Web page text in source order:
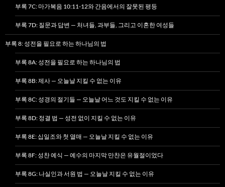
부록 7C: 마가복음 10:11-12와 간음에서의 잘못된 평등
부록 7D: 질문과 답변 — 처녀들, 과부들, 그리고 이혼한 여성들
부록 8: 성전을 필요로 하는 하나님의 법
부록 8A: 성전을 필요로 하는 하나님의 법
부록 8B: 제사 — 오늘날 지킬 수 없는 이유
부록 8C: 성경의 절기들 — 오늘날 어느 것도 지킬 수 없는 이유
부록 8D: 정결 법 — 성전 없이 지킬 수 없는 이유
부록 8E: 십일조와 첫 열매 — 오늘날 지킬 수 없는 이유
부록 8F: 성찬 예식 — 예수의 마지막 만찬은 유월절이었다
부록 8G: 나실인과 서원 법 — 오늘날 지킬 수 없는 이유